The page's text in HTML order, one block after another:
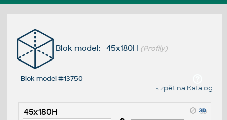
Blok-model: 45x180H (Profily)
Blok-model #13750
« zpět na Katalog
45x180H